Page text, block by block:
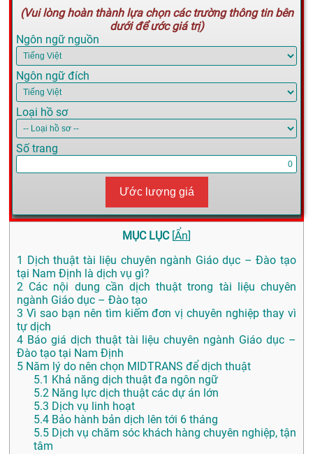
(Vui lòng hoàn thành lựa chọn các trường thông tin bên
dưới để ước giá trị)
Ngôn ngữ nguồn
Ngôn ngữ đích
Loại hồ sơ
Số trang
Ước lượng giá
MỤC LỤC [Ẩn]
1
Dịch thuật tài liệu chuyên ngành Giáo dục – Đào tạo
tại Nam Định là dịch vụ gì?
2 Các nội dung cần dịch thuật trong tài liệu chuyên
ngành Giáo dục – Đào tạo
3 Vì sao bạn nên tìm kiếm đơn vị chuyên nghiệp thay vì
tự dịch
4 Báo giá dịch thuật tài liệu chuyên ngành Giáo dục –
Đào tạo tại Nam Định
5 Năm lý do nên chọn MIDTRANS để dịch thuật
5.1 Khả năng dịch thuật đa ngôn ngữ
5.2 Năng lực dịch thuật các dự án lớn
5.3 Dịch vụ linh hoạt
5.4 Bảo hành bản dịch lên tới 6 tháng
5.5 Dịch vụ chăm sóc khách hàng chuyên nghiệp, tận
tâm